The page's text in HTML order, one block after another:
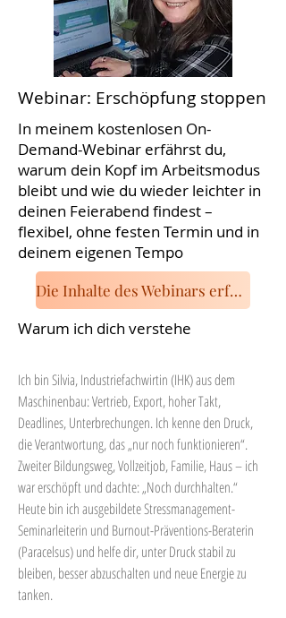
Webinar: Erschöpfung stoppen
In meinem kostenlosen On-
Demand-Webinar erfährst du,
warum dein Kopf im Arbeitsmodus
bleibt und wie du wieder leichter in
deinen Feierabend findest –
flexibel, ohne festen Termin und in
deinem eigenen Tempo
Die Inhalte des Webinars erfährst du hier
Warum ich dich verstehe
Ich bin Silvia, Industriefachwirtin (IHK) aus dem
Maschinenbau: Vertrieb, Export, hoher Takt,
Deadlines, Unterbrechungen. Ich kenne den Druck,
die Verantwortung, das „nur noch funktionieren“.
Zweiter Bildungsweg, Vollzeitjob, Familie, Haus – ich
war erschöpft und dachte: „Noch durchhalten.“
Heute bin ich ausgebildete Stressmanagement-
Seminarleiterin und Burnout-Präventions-Beraterin
(Paracelsus) und helfe dir, unter Druck stabil zu
bleiben, besser abzuschalten und neue Energie zu
tanken.